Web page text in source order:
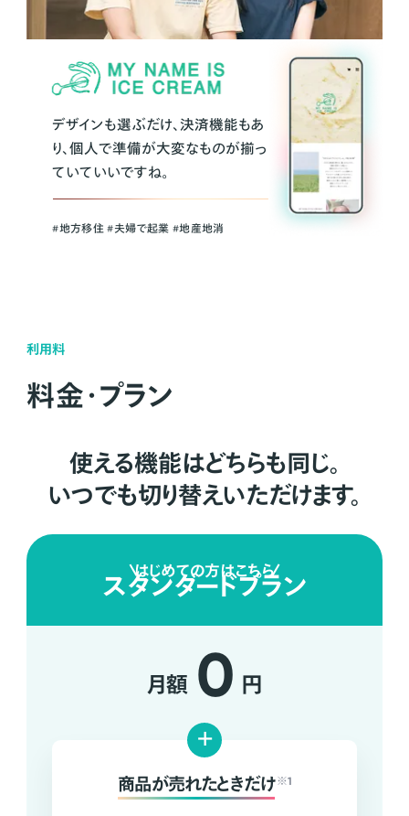
デザインも選ぶだけ、決済機能もあ
り、個人で準備が大変なものが揃っ
ていていいですね。
#地方移住 #夫婦で起業 #地産地消
利用料
料金・プラン
使える機能はどちらも同じ。
いつでも切り替えいただけます。
はじめての方はこちら
スタンダードプラン
月額 0 円
+
商品が売れたときだけ ※1